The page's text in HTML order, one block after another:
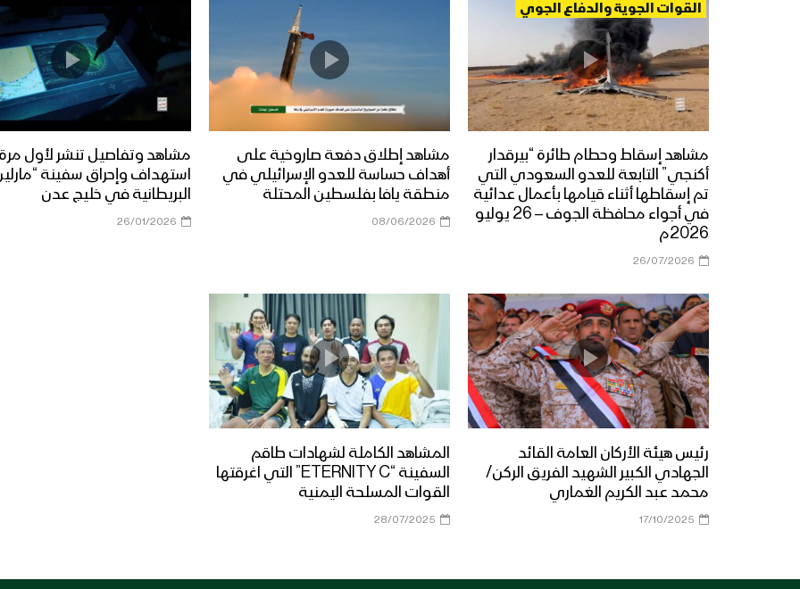
القوات الجوية والدفاع الجوي
مشاهد إسقاط وحطام طائرة “بيرقدار
أكنجي” التابعة للعدو السعودي التي
تم إسقاطها أثناء قيامها بأعمال عدائية
في أجواء محافظة الجوف – 26 يوليو
2026م
26/07/2026
مشاهد إطلاق دفعة صاروخية على
أهداف حساسة للعدو الإسرائيلي في
منطقة يافا بفلسطين المحتلة
08/06/2026
مشاهد وتفاصيل تنشر لأول
استهداف وإحراق سفينة
البريطانية في خليج عدن
26/01/2026
رئيس هيئة الأركان العامة القائد
الجهادي الكبير الشهيد الفريق الركن/
محمد عبد الكريم الغماري
17/10/2025
المشاهد الكاملة لشهادات طاقم
السفينة “ETERNITY C” التي اغرقتها
القوات المسلحة اليمنية
28/07/2025